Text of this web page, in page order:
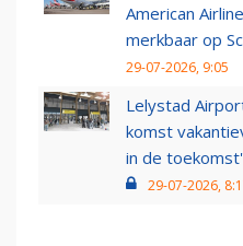
American
merkbaar op
29-07-2026, 9:05
Lelystad
komst
in de toekomst'
29-07-2026,